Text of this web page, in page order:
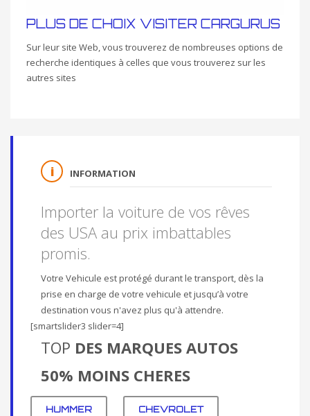
PLUS DE CHOIX VISITER CARGURUS
Sur leur site Web, vous trouverez de nombreuses options de
recherche identiques à celles que vous trouverez sur les
autres sites
INFORMATION
Importer la voiture de vos rêves
des USA au prix imbattables
promis.
Votre Vehicule est protégé durant le transport, dès la
prise en charge de votre vehicule et jusqu’à votre
destination vous n'avez plus qu'à attendre.
[smartslider3 slider=4]
TOP DES MARQUES AUTOS
50% MOINS CHERES
HUMMER CHEVROLET